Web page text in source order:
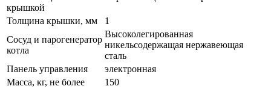
крышкой
Толщина крышки, мм
1
Сосуд и парогенератор
котла
Высоколегированная
никельсодержащая нержавеющая
сталь
Панель управления
электронная
Масса, кг, не более
150